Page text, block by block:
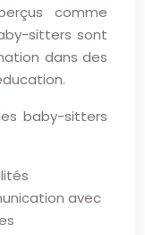
comme
sitters sont
dans des
baby-sitters
avec